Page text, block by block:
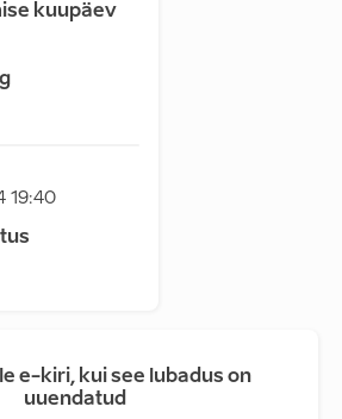
kuupäev
19:40
e-kiri, kui see lubadus on
uuendatud